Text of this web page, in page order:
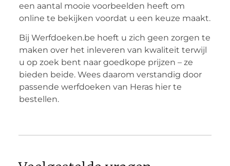
een aantal mooie voorbeelden heeft om
online te bekijken voordat u een keuze maakt.
Bij Werfdoeken.be hoeft u zich geen zorgen te
maken over het inleveren van kwaliteit terwijl
u op zoek bent naar goedkope prijzen – ze
bieden beide. Wees daarom verstandig door
passende werfdoeken van Heras hier te
bestellen.